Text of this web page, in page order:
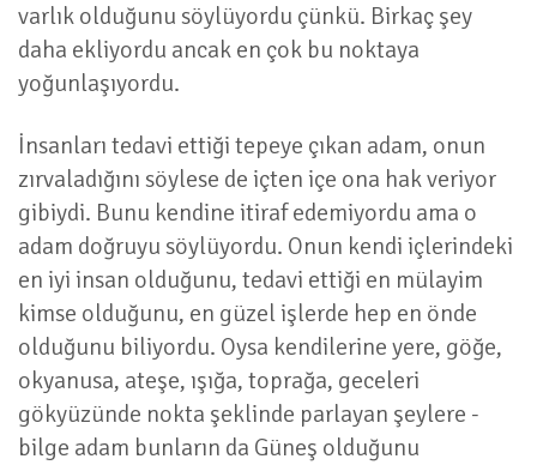
varlık olduğunu söylüyordu çünkü. Birkaç şey
daha ekliyordu ancak en çok bu noktaya
yoğunlaşıyordu.
İnsanları tedavi ettiği tepeye çıkan adam, onun
zırvaladığını söylese de içten içe ona hak veriyor
gibiydi. Bunu kendine itiraf edemiyordu ama o
adam doğruyu söylüyordu. Onun kendi içlerindeki
en iyi insan olduğunu, tedavi ettiği en mülayim
kimse olduğunu, en güzel işlerde hep en önde
olduğunu biliyordu. Oysa kendilerine yere, göğe,
okyanusa, ateşe, ışığa, toprağa, geceleri
gökyüzünde nokta şeklinde parlayan şeylere -
bilge adam bunların da Güneş olduğunu